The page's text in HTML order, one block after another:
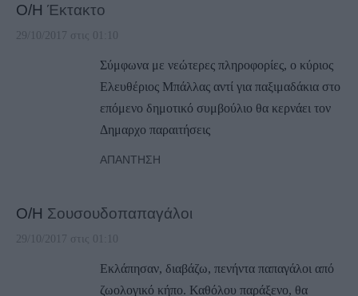
Ο/Η Έκτακτο
29/10/2017 στις 01:10
Σύμφωνα με νεώτερες πληροφορίες, ο κύριος
Ελευθέριος Μπάλλας αντί για παξιμαδάκια στο
επόμενο δημοτικό συμβούλιο θα κερνάει τον
Δημαρχο παραιτήσεις
ΑΠΆΝΤΗΣΗ
Ο/Η Σουσουδοπαπαγάλοι
29/10/2017 στις 01:10
Εκλάπησαν, διαβάζω, πενήντα παπαγάλοι από
ζωολογικό κήπο. Καθόλου παράξενο, θα